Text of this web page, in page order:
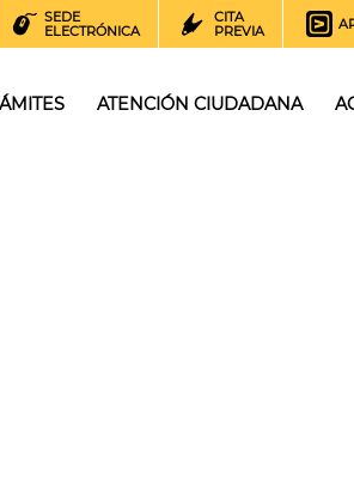
SEDE
ELECTRÓNICA
CITA
PREVIA
ATENCIÓN CIUDADANA